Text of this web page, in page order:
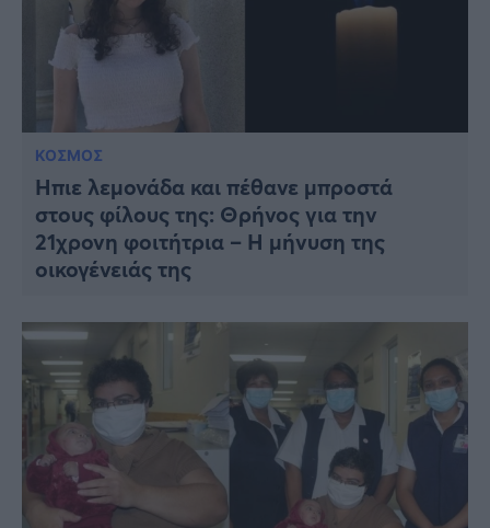
ΚΟΣΜΟΣ
Ήπιε λεμονάδα και πέθανε μπροστά
στους φίλους της: Θρήνος για την
21χρονη φοιτήτρια – Η μήνυση της
οικογένειάς της